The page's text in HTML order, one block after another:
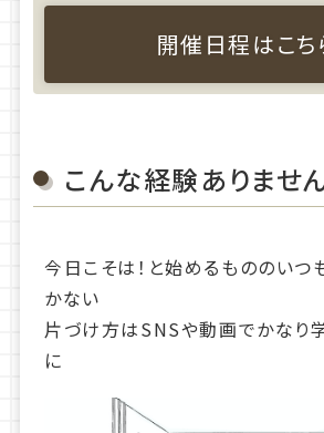
開催日程はこち
こんな経験ありませ
今日こそは！と始めるもののいつ
かない
片づけ方はSNSや動画でかなり
に